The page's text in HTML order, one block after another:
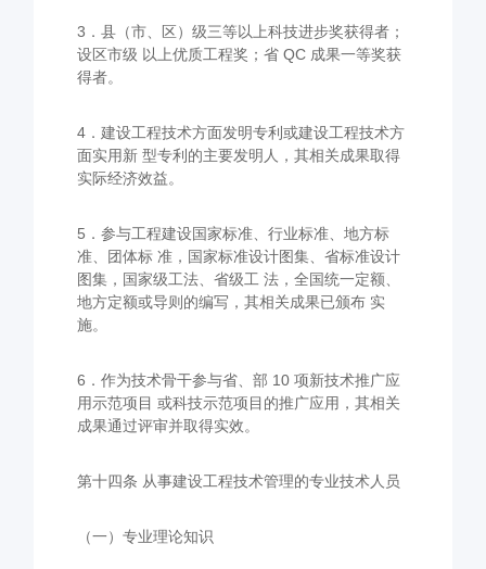
3．县（市、区）级三等以上科技进步奖获得者；
设区市级 以上优质工程奖；省 QC 成果一等奖获
得者。
4．建设工程技术方面发明专利或建设工程技术方
面实用新 型专利的主要发明人，其相关成果取得
实际经济效益。
5．参与工程建设国家标准、行业标准、地方标
准、团体标 准，国家标准设计图集、省标准设计
图集，国家级工法、省级工 法，全国统一定额、
地方定额或导则的编写，其相关成果已颁布 实
施。
6．作为技术骨干参与省、部 10 项新技术推广应
用示范项目 或科技示范项目的推广应用，其相关
成果通过评审并取得实效。
第十四条 从事建设工程技术管理的专业技术人员
（一）专业理论知识